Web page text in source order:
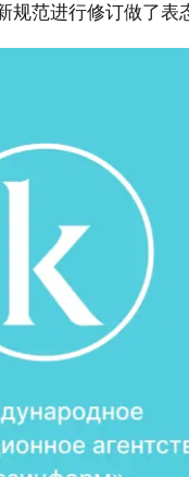
范进行修订做了表